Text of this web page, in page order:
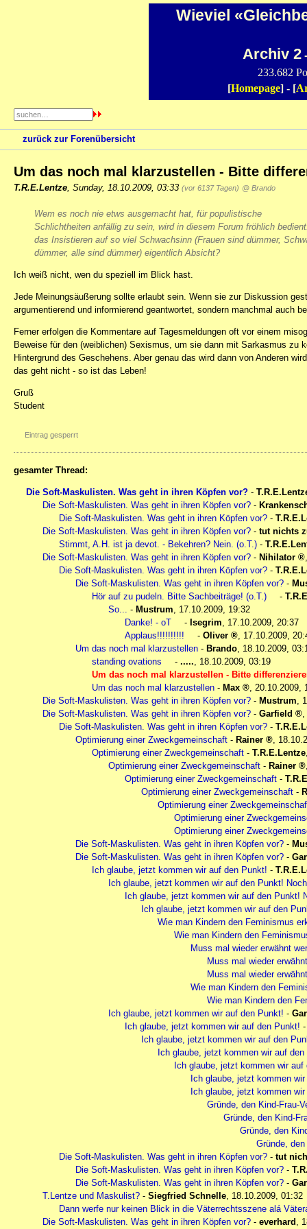
Wieviel
Archiv 2
233.682
[Homepage] - [
zurück zur Forenübersicht
Um das noch mal klarzustellen - Bitte
T.R.E.Lentze Sunday, 18.10.2009, 03:33 (vor 6137 Tagen) @ Brando
Wem es noch nie etws ausgemacht hat, für populistische
Schlichtheiten anfällig zu sein, wird in diesem Forum fröhlich
das Insistieren auf so viel Schwachsinn (Frauen sind dümmer,
dümmer, alle sind dümmer) eigentlich Absicht?
Ich weiß nicht, wen du speziell im Blick hast.
Jede Meinungsäußerung sollte erlaubt sein. Wenn sie zur Diskussion
argumentierend und informierend geantwortet, sondern manchmal auch
Ferner erfolgen die Kommentare auf Tagesmeldungen oft vor einem
Beweise für den (weiblichen) Sexismus, um sie dann mit Sarkasmus zu
Hintergrund des Geschehens. Aber genau das wird dann von Anderen
das geht nicht - so ist das Leben!
Gruß
Student
Eintrag gesperrt
gesamter Thread:
Die Soft-Maskulisten. Was geht in ihren Köpfen vor? -
Die Soft-Maskulisten. Was geht in ihren Köpfen vor? -
Die Soft-Maskulisten. Was geht in ihren Köpfen vor? -
Die Soft-Maskulisten. Was geht in ihren Köpfen vor? - tut nichts
Stimmt, A.H. ist ja devot. - Bekehren? Nein. (o.T.) -
Die Soft-Maskulisten. Was geht in ihren Köpfen vor? - Nihilator
Die Soft-Maskulisten. Was geht in ihren Köpfen vor? -
Die Soft-Maskulisten. Was geht in ihren Köpfen vor? -
Hör auf zu pudeln. Bitte Sachbeiträge! (o.T.)
-
So... - Mustrum, 17.10.2009, 19:32
Danke! - oT
- Isegrim, 17.10.2009, 20:37
Applaus!!!!!!!!!!
- Oliver , 17.10.2009,
Um das noch mal klarzustellen - Brando, 18.10.2009,
standing ovations
- ....., 18.10.2009, 03:19
Um das noch mal klarzustellen - Bitte
Um das noch mal klarzustellen - Max , 20.10.2009,
Die Soft-Maskulisten. Was geht in ihren Köpfen vor? - Mustrum,
Die Soft-Maskulisten. Was geht in ihren Köpfen vor? - Garfield
,
Die Soft-Maskulisten. Was geht in ihren Köpfen vor? -
Optimierung einer Zweckgemeinschaft - Rainer ,
Optimierung einer Zweckgemeinschaft - T.R.E.Lentze
Optimierung einer Zweckgemeinschaft - Rainer
Optimierung einer Zweckgemeinschaft -
Optimierung einer Zweckgemeinschaft -
Optimierung einer
Optimierung einer
Optimierung einer
Die Soft-Maskulisten. Was geht in ihren Köpfen vor? -
Die Soft-Maskulisten. Was geht in ihren Köpfen vor? -
Ich glaube, jetzt kommen wir auf den Punkt! -
Ich glaube, jetzt kommen wir auf den Punkt!
Ich glaube, jetzt kommen wir auf den Punkt!
Ich glaube, jetzt kommen wir auf den
Wie man Kindern den Feminismus
Wie man Kindern den
Muss mal wieder erwähnt
Muss mal wieder
Muss mal wieder
Wie man Kindern den
Wie man Kindern den
Ich glaube, jetzt kommen wir auf den Punkt! -
Ich glaube, jetzt kommen wir auf den Punkt!
Ich glaube, jetzt kommen wir auf den
Ich glaube, jetzt kommen wir auf
Ich glaube, jetzt kommen wir auf
Ich glaube, jetzt kommen
Ich glaube, jetzt kommen
Gründe, den Kind-Frau-
Gründe, den Kind-
Gründe, den
Gründe,
Die Soft-Maskulisten. Was geht in ihren Köpfen vor? - tut
Die Soft-Maskulisten. Was geht in ihren Köpfen vor? -
Die Soft-Maskulisten. Was geht in ihren Köpfen vor? -
T.Lentze und Maskulist? - Siegfried Schnelle, 18.10.2009, 01:32
Dann werfe nur keinen Blick in die Väterrechtsszene alá
Die Soft-Maskulisten. Was geht in ihren Köpfen vor? - everhard ,